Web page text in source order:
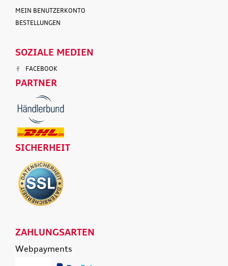
MEIN BENUTZERKONTO
BESTELLUNGEN
SOZIALE MEDIEN
FACEBOOK
PARTNER
SICHERHEIT
ZAHLUNGSARTEN
Webpayments